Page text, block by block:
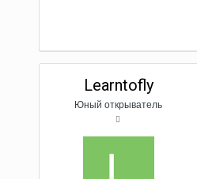
Learntofly
Юный открыватель